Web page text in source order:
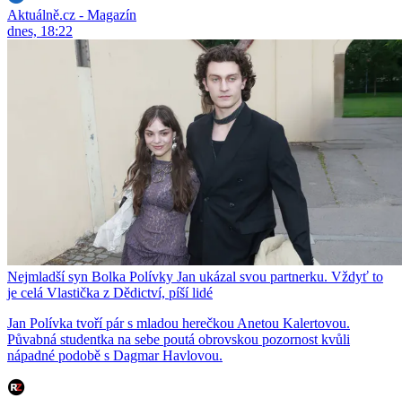
Aktuálně.cz - Magazín
dnes, 18:22
Nejmladší syn Bolka Polívky Jan ukázal svou partnerku. Vždyť to
je celá Vlastička z Dědictví, píší lidé
Jan Polívka tvoří pár s mladou herečkou Anetou Kalertovou.
Půvabná studentka na sebe poutá obrovskou pozornost kvůli
nápadné podobě s Dagmar Havlovou.